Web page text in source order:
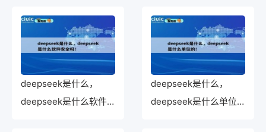
deepseek是什么，
deepseek是什么软件
deepseek是什么，
deepseek是什么单位